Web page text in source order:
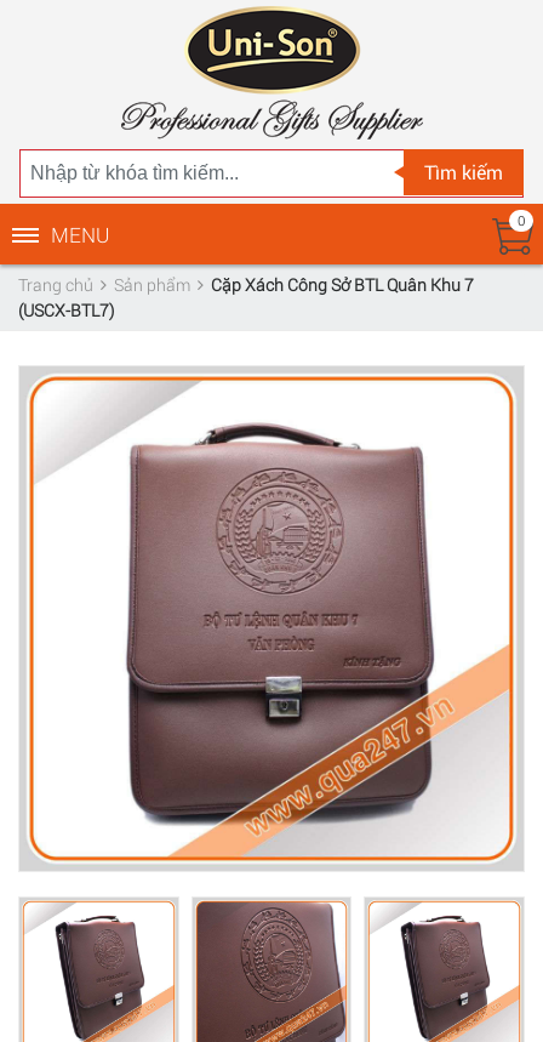
Tìm kiếm
0
MENU
Trang chủ Sản phẩm
Cặp Xách Công Sở BTL Quân Khu 7
(USCX-BTL7)